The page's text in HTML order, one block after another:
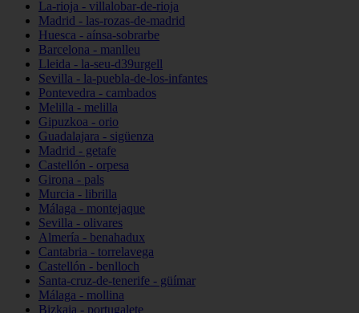
La-rioja - villalobar-de-rioja
Madrid - las-rozas-de-madrid
Huesca - aínsa-sobrarbe
Barcelona - manlleu
Lleida - la-seu-d39urgell
Sevilla - la-puebla-de-los-infantes
Pontevedra - cambados
Melilla - melilla
Gipuzkoa - orio
Guadalajara - sigüenza
Madrid - getafe
Castellón - orpesa
Girona - pals
Murcia - librilla
Málaga - montejaque
Sevilla - olivares
Almería - benahadux
Cantabria - torrelavega
Castellón - benlloch
Santa-cruz-de-tenerife - güímar
Málaga - mollina
Bizkaia - portugalete